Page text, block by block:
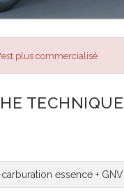
plus commercialisé
TECHNIQUE
carburation essence + GNV